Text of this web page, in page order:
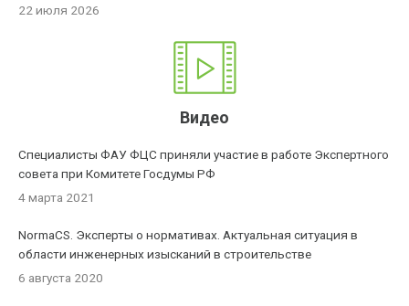
22 июля 2026
Видео
Специалисты ФАУ ФЦС приняли участие в работе Экспертного
совета при Комитете Госдумы РФ
4 марта 2021
NormaCS. Эксперты о нормативах. Актуальная ситуация в
области инженерных изысканий в строительстве
6 августа 2020